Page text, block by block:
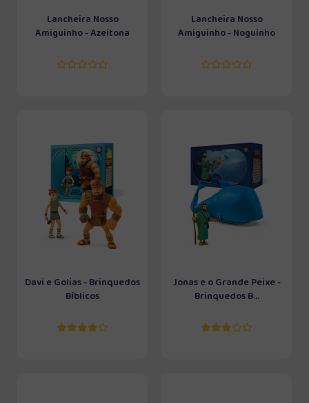
Lancheira Nosso
Amiguinho - Azeitona
Lancheira Nosso
Amiguinho - Noguinho
Davi e Golias - Brinquedos
Bíblicos
Jonas e o Grande Peixe -
Brinquedos B...